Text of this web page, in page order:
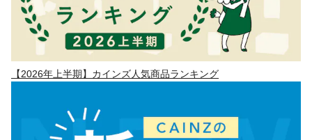
【2026年上半期】カインズ人気商品ランキング